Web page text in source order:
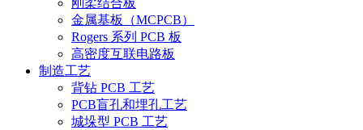
刚柔结合板
金属基板（MCPCB）
Rogers 系列 PCB 板
高密度互联电路板
制造工艺
背钻 PCB 工艺
PCB盲孔和埋孔工艺
城垛型 PCB 工艺